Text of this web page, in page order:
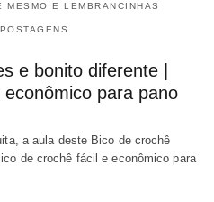
MESMO E LEMBRANCINHAS
e bonito diferente |
para pano
a aula deste Bico de crochê
de crochê fácil e econômico para